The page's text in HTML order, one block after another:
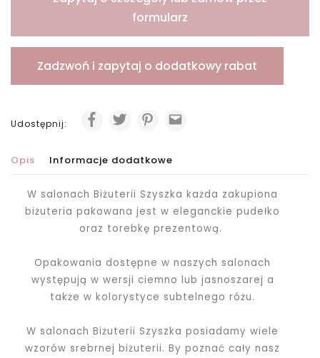
formularz
Zadzwoń i zapytaj o dodatkowy rabat
Udostępnij:
Opis Informacje dodatkowe
W salonach Biżuterii Szyszka każda zakupiona
biżuteria pakowana jestw eleganckie pudełko
oraz torebkę prezentową.
Opakowania dostępne w naszych salonach
występują w wersji ciemno lub jasnoszarej a
także w kolorystyce subtelnego różu.
W salonach Biżuterii Szyszka posiadamy wiele
wzorów srebrnej biżuterii. By poznać cały nasz